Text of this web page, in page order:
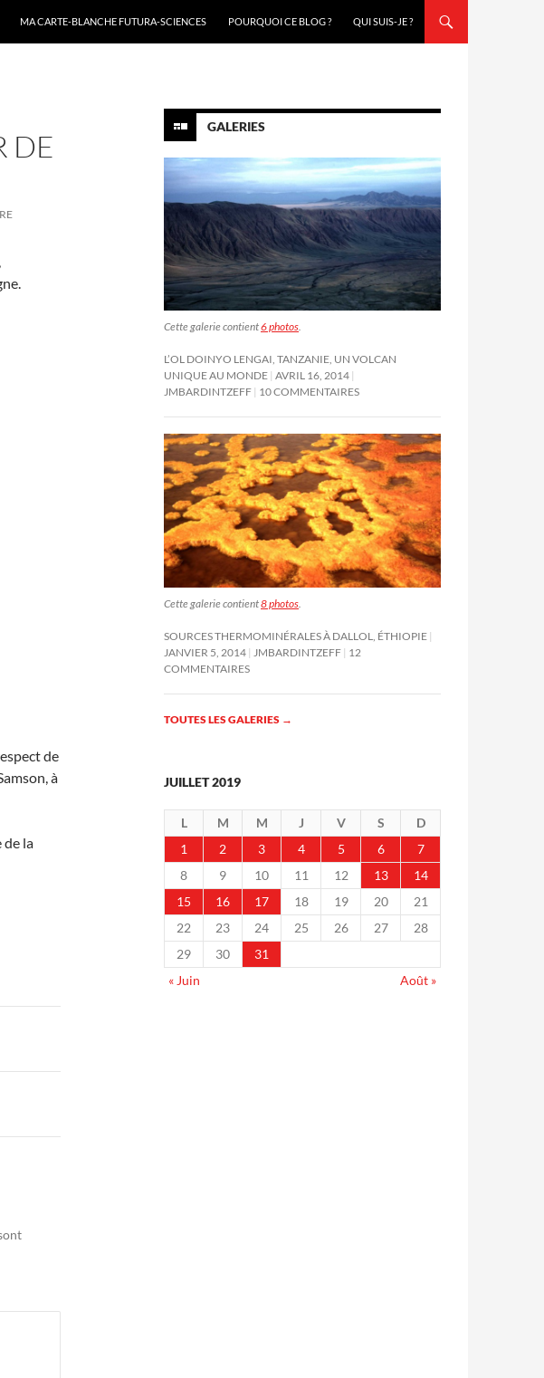
MA CARTE-BLANCHE FUTURA-SCIENCES
POURQUOI CE BLOG ? QUI SUIS-JE ?
DE
de
à
de la
GALERIES
Cette galerie contient6 photos.
L’OL DOINYO LENGAI, TANZANIE, UN VOLCAN
UNIQUE AU MONDE AVRIL 16, 2014
JMBARDINTZEFF 10 COMMENTAIRES
Cette galerie contient8 photos
SOURCES THERMOMINÉRALES À DALLOL, ÉTHIOPIE
JANVIER 5, 2014
JMBARDINTZEFF 12
COMMENTAIRES
TOUTES LES GALERIES →
JUILLET 2019
L M M J V S
D
1
2 3 4 5 6
7
8
9 10 11 12 13
14
15
16 17 18 19 20
21
22
23 24 25 26 27
28
29
30
31
« Juin
Août »